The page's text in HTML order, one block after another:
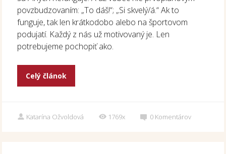
povzbudzovaním: „To dáš!“; „Si skvelý/á.“ Ak to
funguje, tak len krátkodobo alebo na športovom
podujatí. Každý z nás už motivovaný je. Len
potrebujeme pochopiť ako.
Celý článok
Katarína Ožvoldová 1769x 0 Komentárov